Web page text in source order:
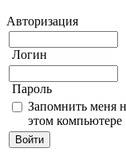
Авторизация
Логин
Пароль
Запомнить меня
этом компьютере